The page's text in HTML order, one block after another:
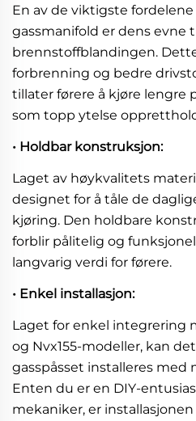
En av de viktigste
gassmanifold er dens evne
brennstoffblandingen.
forbrenning og bedre
tillater førere å kjøre lengre
som topp ytelse
• Holdbar konstruksjon:
Laget av høykvalitets
designet for å tåle de
kjøring. Den holdbare
forblir pålitelig og
langvarig verdi for førere.
• Enkel installasjon:
Laget for enkel integrering
og Nvx155-modeller, kan
gasspåsset installeres med
Enten du er en DIY-
mekaniker, er